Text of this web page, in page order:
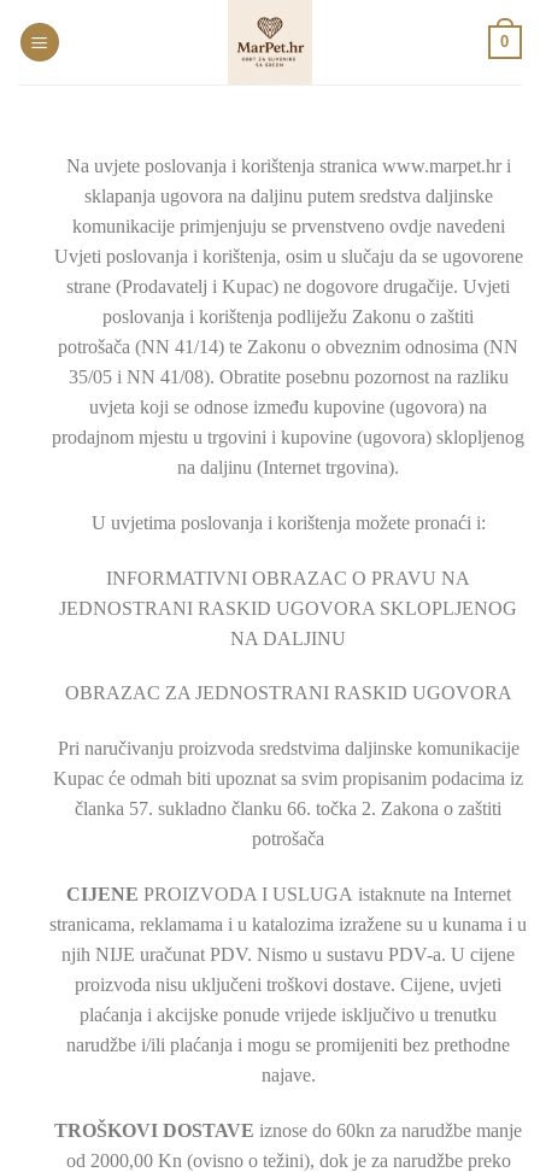
0
Na uvjete poslovanja i korištenja stranica www.marpet.hr i
sklapanja ugovora na daljinu putem sredstva daljinske
komunikacije primjenjuju se prvenstveno ovdje navedeni
Uvjeti poslovanja i korištenja, osim u slučaju da se ugovorene
strane (Prodavatelj i Kupac) ne dogovore drugačije. Uvjeti
poslovanja i korištenja podliježu Zakonu o zaštiti
potrošača (NN 41/14) te Zakonu o obveznim odnosima (NN
35/05 i NN 41/08). Obratite posebnu pozornost na razliku
uvjeta koji se odnose između kupovine (ugovora) na
prodajnom mjestu u trgovini i kupovine (ugovora) sklopljenog
na daljinu (Internet trgovina).
U uvjetima poslovanja i korištenja možete pronaći i:
INFORMATIVNI OBRAZAC O PRAVU NA
JEDNOSTRANI RASKID UGOVORA SKLOPLJENOG
NA DALJINU
OBRAZAC ZA JEDNOSTRANI RASKID UGOVORA
Pri naručivanju proizvoda sredstvima daljinske komunikacije
Kupac će odmah biti upoznat sa svim propisanim podacima iz
članka 57. sukladno članku 66. točka 2. Zakona o zaštiti
potrošača
CIJENE PROIZVODA I USLUGA istaknute na Internet
stranicama, reklamama i u katalozima izražene su u kunama i u
njih NIJE uračunat PDV. Nismo u sustavu PDV-a. U cijene
proizvoda nisu uključeni troškovi dostave. Cijene, uvjeti
plaćanja i akcijske ponude vrijede isključivo u trenutku
narudžbe i/ili plaćanja i mogu se promijeniti bez prethodne
najave.
TROŠKOVI DOSTAVE iznose do 60kn za narudžbe manje
od 2000,00 Kn (ovisno o težini), dok je za narudžbe preko